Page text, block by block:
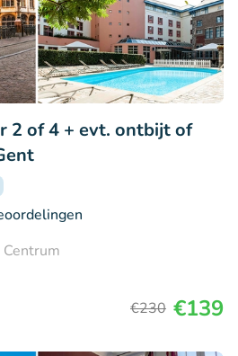
2 of 4 + evt. ontbijt of
€230 €139